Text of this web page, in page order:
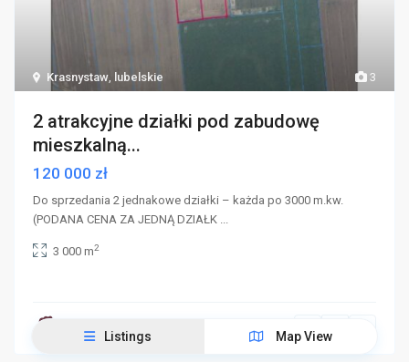
3
Krasnystaw, lubelskie
2 atrakcyjne działki pod zabudowę
mieszkalną...
120 000 zł
Do sprzedania 2 jednakowe działki – każda po 3000 m.kw.
(PODANA CENA ZA JEDNĄ DZIAŁK ...
3 000 m2
Listings Map View